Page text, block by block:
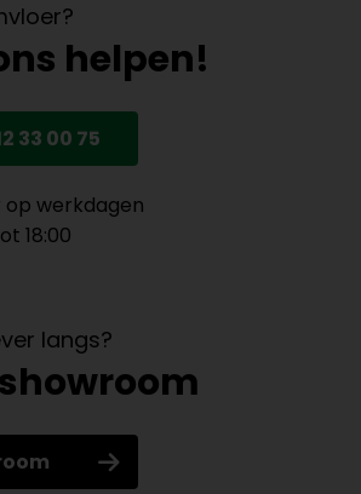
helpen!
33 00 75
op werkdagen
18:00
langs?